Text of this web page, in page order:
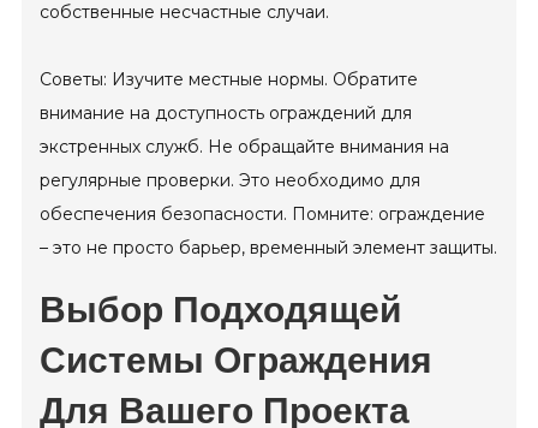
собственные несчастные случаи.
Советы: Изучите местные нормы. Обратите
внимание на доступность ограждений для
экстренных служб. Не обращайте внимания на
регулярные проверки. Это необходимо для
обеспечения безопасности. Помните: ограждение
– это не просто барьер, временный элемент защиты.
Выбор Подходящей
Системы Ограждения
Для Вашего Проекта